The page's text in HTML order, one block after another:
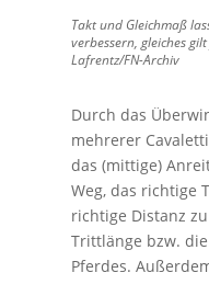
Takt und Gleichmaß
verbessern, gleiches
Lafrentz/FN-Archiv
Durch das
mehrerer
das (mittige)
Weg, das richtige
richtige Distanz
Trittlänge bzw.
Pferdes.